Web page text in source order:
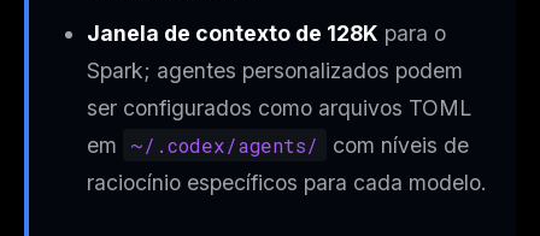
Janela de contexto de 128K para o
Spark; agentes personalizados podem
ser configurados como arquivos TOML
em
~/.codex/agents/
com níveis de
raciocínio específicos para cada modelo.